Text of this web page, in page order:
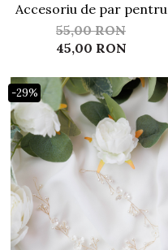
Accesoriu de par pentru
mirese ACP14
55,00 RON
45,00 RON
-29%